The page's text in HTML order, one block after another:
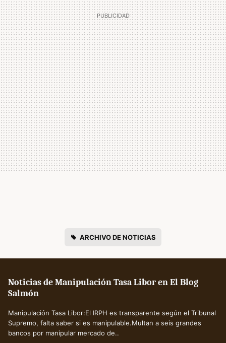
ARCHIVO DE NOTICIAS
Noticias de Manipulación Tasa Libor en El Blog
Salmón
Manipulación Tasa Libor:El IRPH es transparente según el Tribunal
Supremo, falta saber si es manipulable.Multan a seis grandes
bancos por manipular mercado de..